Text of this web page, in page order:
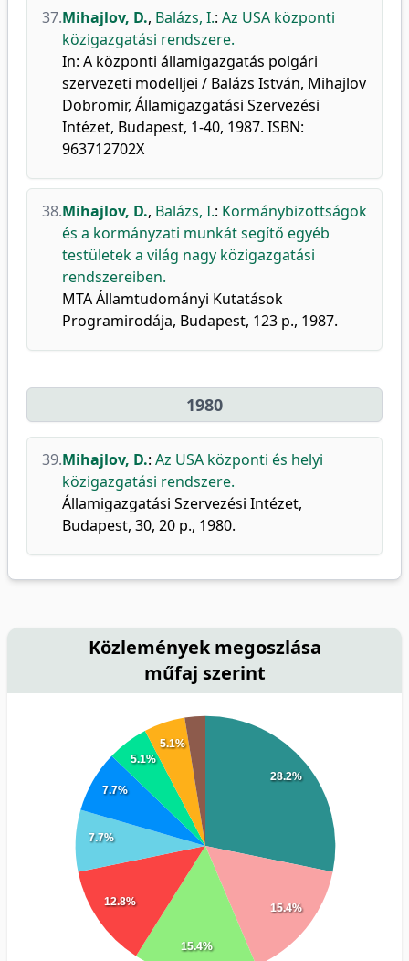
37.Mihajlov, D., Balázs, I.: Az USA központi
közigazgatási rendszere.
In: A központi államigazgatás polgári
szervezeti modelljei / Balázs István, Mihajlov
Dobromir, Államigazgatási Szervezési
Intézet, Budapest, 1-40, 1987. ISBN:
963712702X
38.Mihajlov, D., Balázs, I.: Kormánybizottságok
és a kormányzati munkát segítő egyéb
testületek a világ nagy közigazgatási
rendszereiben.
MTA Államtudományi Kutatások
Programirodája, Budapest, 123 p., 1987.
1980
39.Mihajlov, D.: Az USA központi és helyi
közigazgatási rendszere.
Államigazgatási Szervezési Intézet,
Budapest, 30, 20 p., 1980.
Közlemények megoszlása
műfaj szerint
28.2%
15.4%
15.4%
12.8%
7.7%
7.7%
5.1%
5.1%